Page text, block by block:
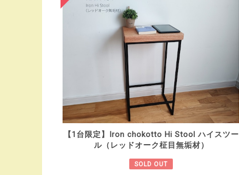
【1台限定】Iron chokotto Hi Stool ハイスツー
ル（レッドオーク柾目無垢材）
SOLD OUT